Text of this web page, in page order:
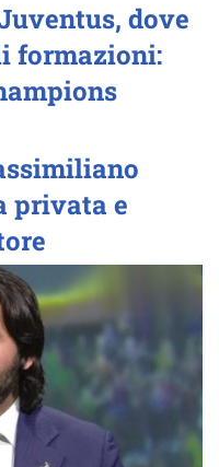
dove
formazioni:
privata e